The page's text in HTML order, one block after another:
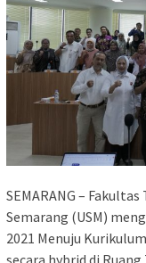
SEMARANG –
Semarang (USM)
2021 Menuju